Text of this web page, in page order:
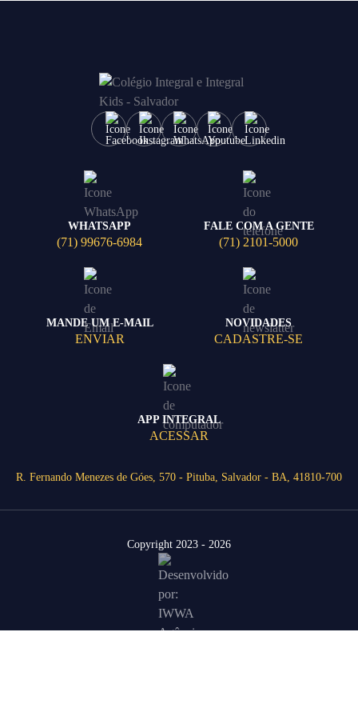
WHATSAPP
(71) 99676-6984
FALE COM A GENTE
(71) 2101-5000
MANDE UM E-MAIL
ENVIAR
NOVIDADES
CADASTRE-SE
APP INTEGRAL
ACESSAR
R. Fernando Menezes de Góes, 570 - Pituba, Salvador - BA, 41810-700
Copyright 2023 - 2026